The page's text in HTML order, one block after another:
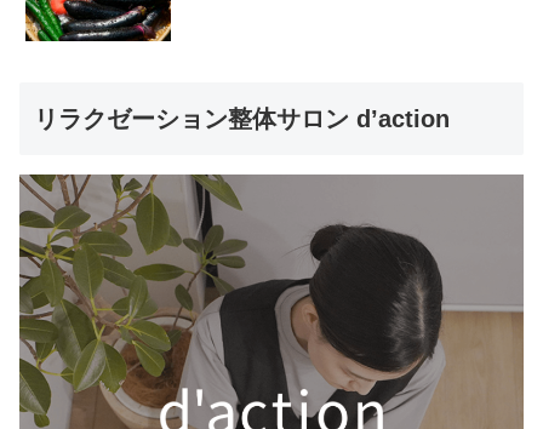
リラクゼーション整体サロン d’action